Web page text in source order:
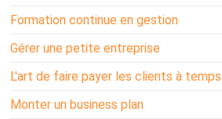
Formation continue en gestion
Gérer une petite entreprise
L'art de faire payer les clients à temps
Monter un business plan